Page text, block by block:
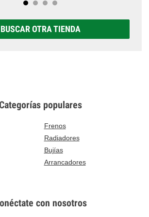
BUSCAR OTRA TIENDA
populares
Frenos
Radiadores
Bujías
Arrancadores
con nosotros